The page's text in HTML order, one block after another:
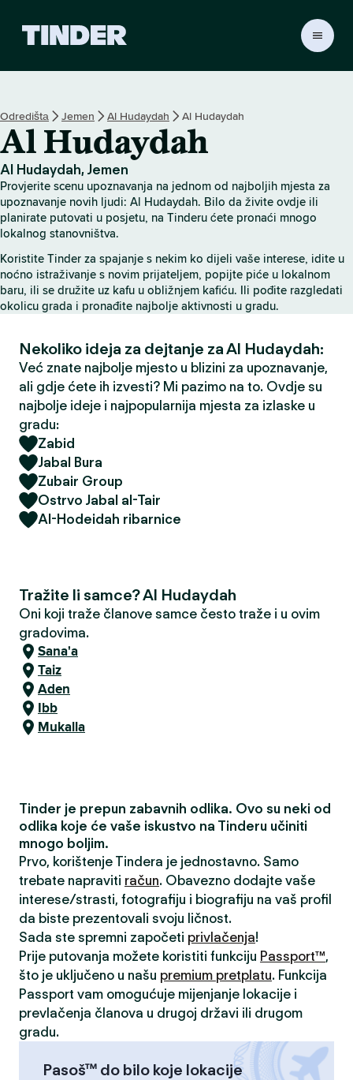
r
o
e
Odredištа Jemen Al Hudaydah Al Hudaydah
Al Hudaydah
Al Hudaydah, Jemen
Provjerite scenu upoznavanja na jednom od najboljih mjesta za
upoznavanje novih ljudi: Al Hudaydah. Bilo da živite ovdje ili
planirate putovati u posjetu, na Tinderu ćete pronaći mnogo
lokalnog stanovništva.
Koristite Tinder za spajanje s nekim ko dijeli vaše interese, idite u
noćno istraživanje s novim prijateljem, popijte piće u lokalnom
baru, ili se družite uz kafu u obližnjem kafiću. Ili pođite razgledati
okolicu grada i pronađite najbolje aktivnosti u gradu.
Nekoliko ideja za dejtanje za Al Hudaydah:
Već znate najbolje mjesto u blizini za upoznavanje,
ali gdje ćete ih izvesti? Mi pazimo na to. Ovdje su
najbolje ideje i najpopularnija mjesta za izlaske u
gradu:
Zabid
Jabal Bura
Zubair Group
Ostrvo Jabal al-Tair
Al-Hodeidah ribarnice
Tražite li samce? Al Hudaydah
Oni koji traže članove samce često traže i u ovim
gradovima.
Sana'a
Taiz
Aden
Ibb
Mukalla
Tinder je prepun zabavnih odlika. Ovo su neki od
odlika koje će vaše iskustvo na Tinderu učiniti
mnogo boljim.
Prvo, korištenje Tindera je jednostavno. Samo
trebate napraviti račun. Obavezno dodajte vaše
interese/strasti, fotografiju i biografiju na vaš profil
da biste prezentovali svoju ličnost.
Sada ste spremni započeti privlačenja!
Prije putovanja možete koristiti funkciju Passport™,
što je uključeno u našu premium pretplatu. Funkcija
Passport vam omogućuje mijenjanje lokacije i
prevlačenja članova u drugoj državi ili drugom
gradu.
Pasoš™ do bilo koje lokacije